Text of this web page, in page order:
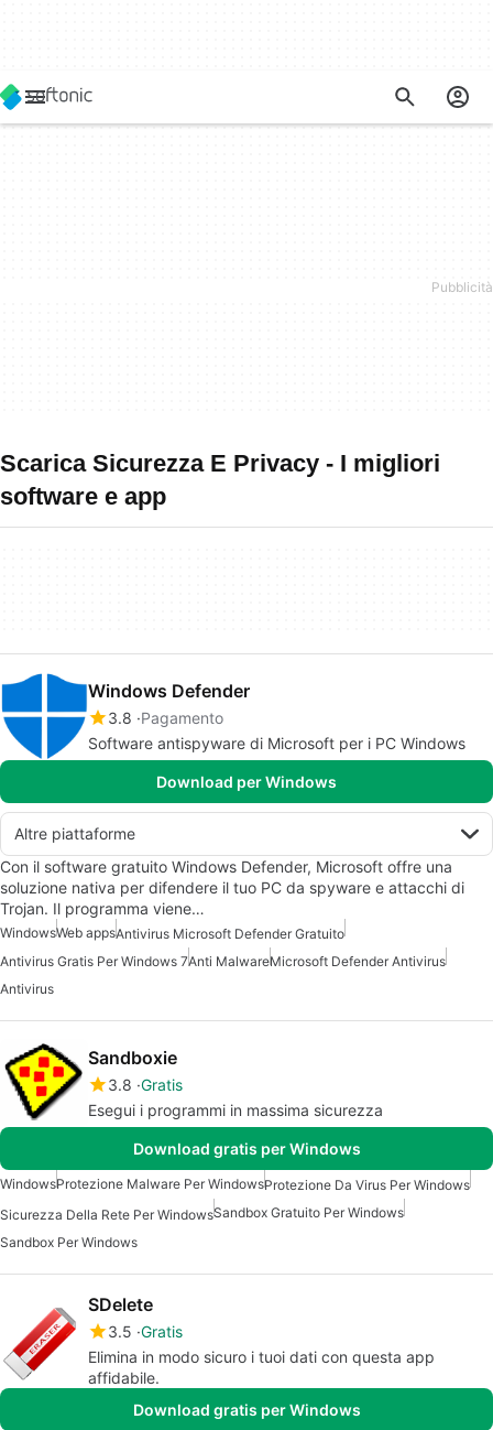
Scarica Sicurezza E Privacy - I migliori
software e app
Windows Defender
3.8 Pagamento
Software antispyware di Microsoft per i PC Windows
Download per Windows
Altre piattaforme
Con il software gratuito Windows Defender, Microsoft offre una
soluzione nativa per difendere il tuo PC da spyware e attacchi di
Trojan. Il programma viene…
WindowsWeb appsAntivirus Microsoft Defender Gratuito
Antivirus Gratis Per Windows 7Anti MalwareMicrosoft Defender Antivirus
Antivirus
Sandboxie
3.8 Gratis
Esegui i programmi in massima sicurezza
Download gratis per Windows
WindowsProtezione Malware Per WindowsProtezione Da Virus Per Windows
Sicurezza Della Rete Per WindowsSandbox Gratuito Per Windows
Sandbox Per Windows
SDelete
3.5 Gratis
Elimina in modo sicuro i tuoi dati con questa app
affidabile.
Download gratis per Windows